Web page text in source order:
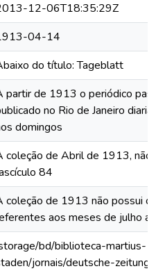
12-06T18:35:29Z
04-14
do título: Tageblatt
partir de 1913 o periódico
no Rio de Janeiro
domingos
coleção de Abril de 1913, não
84
coleção de 1913 não possui
aos meses de julho a
bd/biblioteca-martius-
jornais/deutsche-